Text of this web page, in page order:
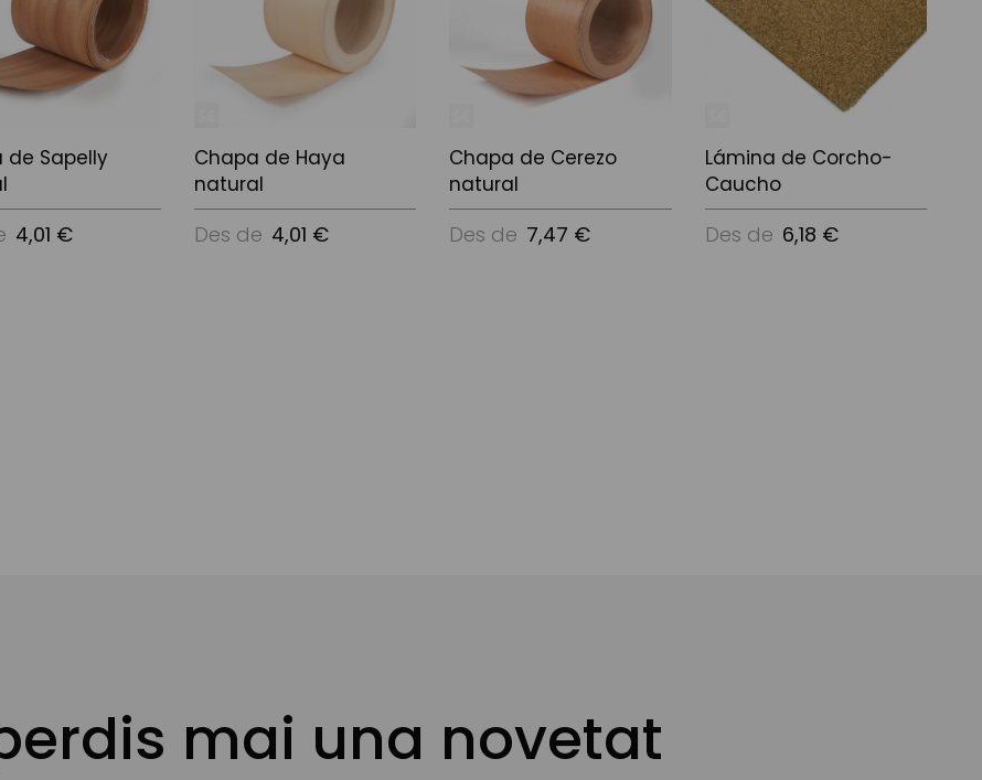
de Sapelly
4,01 €
Chapa de Haya
natural
Des de 4,01 €
Chapa de Cerezo
natural
Des de 7,47 €
Lámina de Corcho-
Caucho
Des de 6,18 €
mai una novetat